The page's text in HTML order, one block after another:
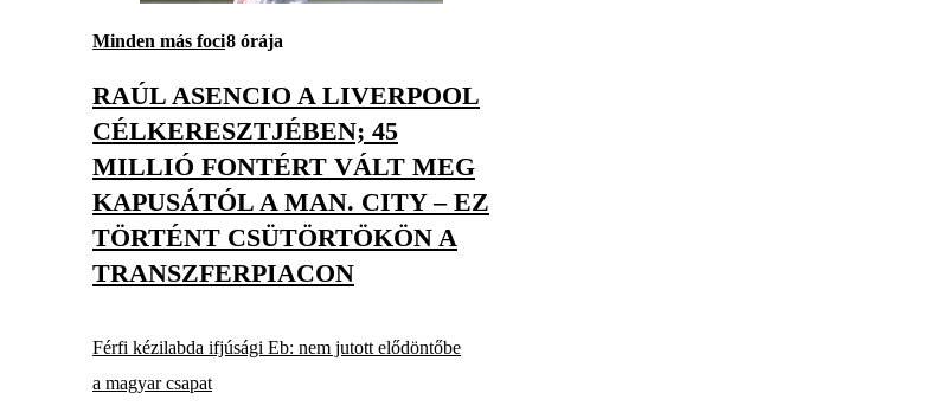
Minden más foci8 órája
RAÚL ASENCIO A LIVERPOOL
CÉLKERESZTJÉBEN; 45
MILLIÓ FONTÉRT VÁLT MEG
KAPUSÁTÓL A MAN. CITY – EZ
TÖRTÉNT CSÜTÖRTÖKÖN A
TRANSZFERPIACON
Férfi kézilabda ifjúsági Eb: nem jutott elődöntőbe
a magyar csapat